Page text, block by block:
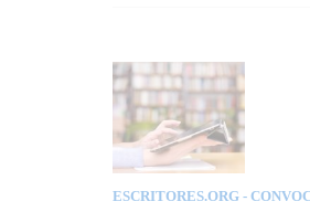
ESCRITORES.ORG -